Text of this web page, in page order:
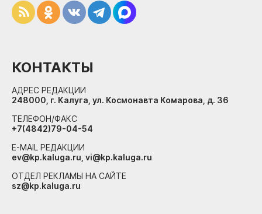
КОНТАКТЫ
АДРЕС РЕДАКЦИИ
248000, г. Калуга, ул. Космонавта Комарова, д. 36
ТЕЛЕФОН/ФАКС
+7(4842)79-04-54
E-MAIL РЕДАКЦИИ
ev@kp.kaluga.ru, vi@kp.kaluga.ru
ОТДЕЛ РЕКЛАМЫ НА САЙТЕ
sz@kp.kaluga.ru